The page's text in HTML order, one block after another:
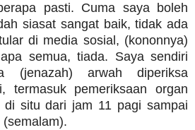
pasti. Cuma saya boleh
siasat sangat baik, tidak ada
di media sosial, (kononnya)
semua, tiada. Saya sendiri
(jenazah) arwah diperiksa
termasuk pemeriksaan organ
di situ dari jam 11 pagi sampai